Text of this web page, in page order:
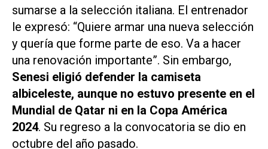
sumarse a la selección italiana. El entrenador
le expresó: “Quiere armar una nueva selección
y quería que forme parte de eso. Va a hacer
una renovación importante”. Sin embargo,
Senesi eligió defender la camiseta
albiceleste, aunque no estuvo presente en el
Mundial de Qatar ni en la Copa América
2024. Su regreso a la convocatoria se dio en
octubre del año pasado.